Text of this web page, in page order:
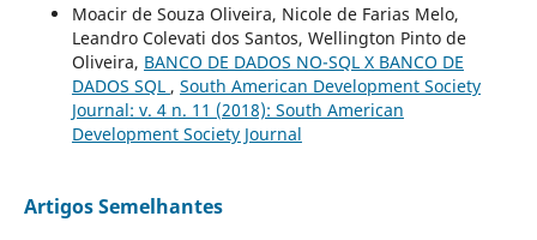
Moacir de Souza Oliveira, Nicole de Farias Melo,
Leandro Colevati dos Santos, Wellington Pinto de
Oliveira, BANCO DE DADOS NO-SQL X BANCO DE
DADOS SQL , South American Development Society
Journal: v. 4 n. 11 (2018): South American
Development Society Journal
Artigos Semelhantes